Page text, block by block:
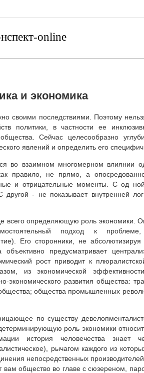
online
и экономика
своими последствиями. Поэтому
политики, в частности ее
Сейчас целесообразно
явлений и определить его
во взаимном многомерном влиянии
правило, не прямо, а
и отрицательные моменты. С од
- не показывает внутренней
всего определяющую роль экономики.
подход к
Его сторонники, не абсолютизируя
предусматривает
рост приводит к
из экономической
экономического развития общества:
общества промышленных
по существу
роль экономики
история человечества знает
рычагом каждого из
непосредственных
вам общество во главе с сюзереном,